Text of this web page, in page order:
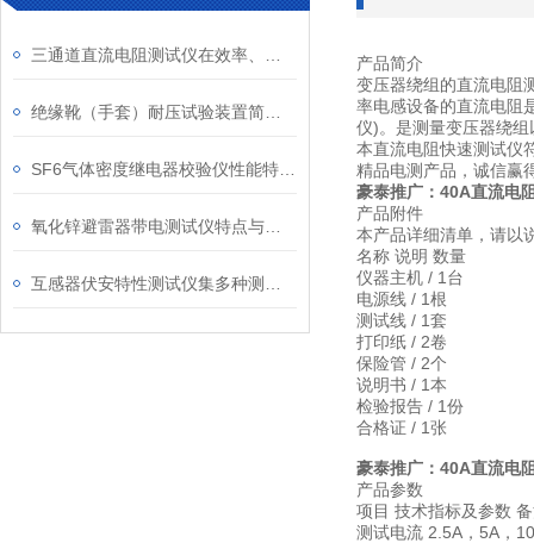
产品简介
变压器绕组的直流电阻
率电感设备的直流电阻
仪)。是测量变压器绕
本直流电阻快速测试仪
精品电测产品，诚信赢
豪泰推广：40A直流电
产品附件
本产品详细清单，请以
名称 说明 数量
仪器主机 / 1台
电源线 / 1根
测试线 / 1套
打印纸 / 2卷
保险管 / 2个
说明书 / 1本
检验报告 / 1份
合格证 / 1张
豪泰推广：40A直流电
产品参数
项目 技术指标及参数
测试电流 2.5A，5A，